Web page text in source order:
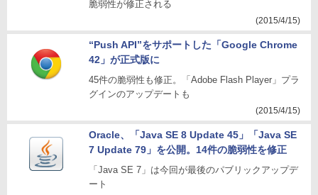
脆弱性が修正される
(2015/4/15)
“Push API”をサポートした「Google Chrome
42」が正式版に
45件の脆弱性も修正。「Adobe Flash Player」プラ
グインのアップデートも
(2015/4/15)
Oracle、「Java SE 8 Update 45」「Java SE
7 Update 79」を公開。14件の脆弱性を修正
「Java SE 7」は今回が最後のパブリックアップデ
ート